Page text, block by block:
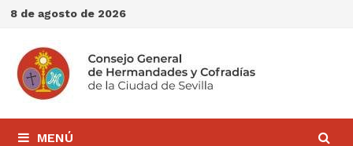
Saltar
contenido
8 de agosto de 2026
MENÚ